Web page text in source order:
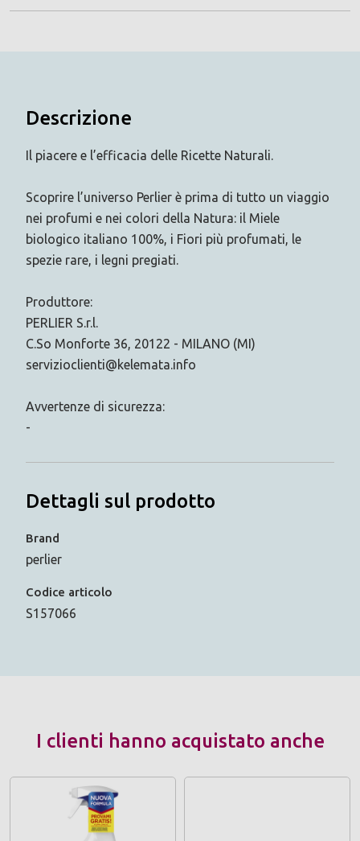
Descrizione
Il piacere e l’efficacia delle Ricette Naturali.
Scoprire l’universo Perlier è prima di tutto un viaggio
nei profumi e nei colori della Natura: il Miele
biologico italiano 100%, i Fiori più profumati, le
spezie rare, i legni pregiati.
Produttore:
PERLIER S.r.l.
C.So Monforte 36, 20122 - MILANO (MI)
servizioclienti@kelemata.info
Avvertenze di sicurezza:
-
Dettagli sul prodotto
Brand
perlier
Codice articolo
S157066
I clienti hanno acquistato anche